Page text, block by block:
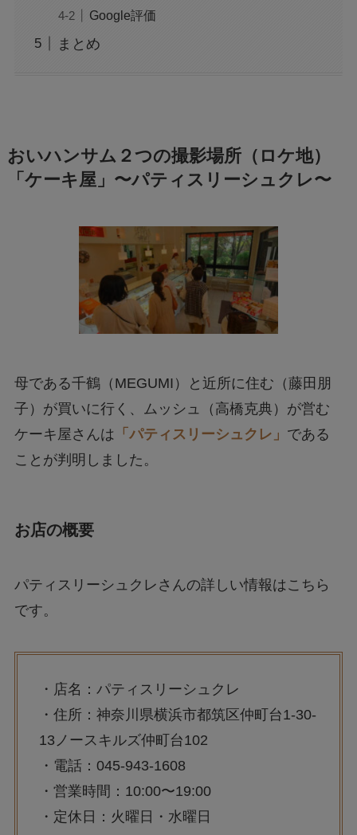
Google評価
まとめ
おいハンサム２つの撮影場所（ロケ地）
「ケーキ屋」〜パティスリーシュクレ〜
母である千鶴（MEGUMI）と近所に住む（藤田朋
子）が買いに行く、ムッシュ（高橋克典）が営む
ケーキ屋さんは 「パティスリーシュクレ」 である
ことが判明しました。
お店の概要
パティスリーシュクレさんの詳しい情報はこちら
です。
・店名：パティスリーシュクレ
・住所：神奈川県横浜市都筑区仲町台1-30-
13ノースキルズ仲町台102
・電話：045-943-1608
・営業時間：10:00〜19:00
・定休日：火曜日・水曜日